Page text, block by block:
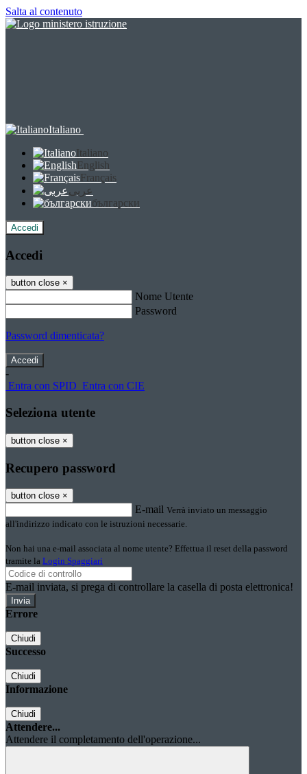
Salta al contenuto
Italiano
Italiano
English
Français
عربى
български
Accedi
Accedi
button close ×
Nome Utente
Password
Password dimenticata?
-
Entra con SPID Entra con CIE
Seleziona utente
button close ×
Recupero password
button close ×
E-mail Verrà inviato un messaggio
all'indirizzo indicato con le istruzioni necessarie.
Non hai una e-mail associata al nome utente? Effettua il reset della password
tramite la Login Spaggiari
E-mail inviata, si prega di controllare la casella di posta elettronica!
Errore
Chiudi
Successo
Chiudi
Informazione
Chiudi
Attendere...
Attendere il completamento dell'operazione...